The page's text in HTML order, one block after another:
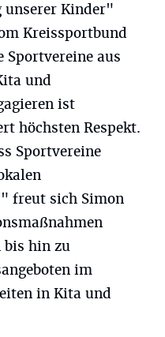
unserer Kinder"
Kreissportbund
aus
und
ist
höchsten Respekt.
Sportvereine
freut sich Simon
bis hin zu
im
in Kita und